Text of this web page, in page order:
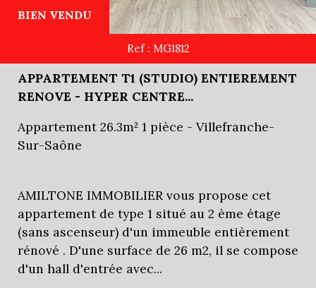
BIEN VENDU
Ref : MG1812
APPARTEMENT T1 (STUDIO) ENTIEREMENT
RENOVE - HYPER CENTRE...
Appartement 26.3m² 1 pièce - Villefranche-
Sur-Saône
AMILTONE IMMOBILIER vous propose cet
appartement de type 1 situé au 2 ème étage
(sans ascenseur) d'un immeuble entièrement
rénové . D'une surface de 26 m2, il se compose
d'un hall d'entrée avec...